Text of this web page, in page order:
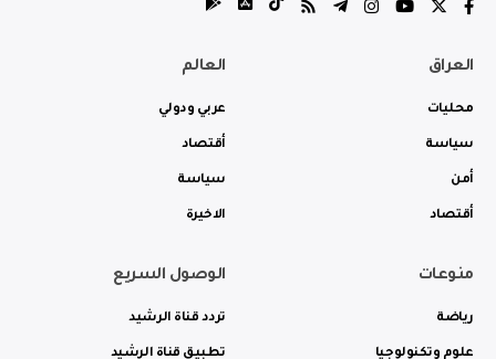
العراق
محليات
سياسة
أمن
أقتصاد
العالم
عربي ودولي
أقتصاد
سياسة
الاخيرة
منوعات
رياضة
علوم وتكنولوجيا
الوصول السريع
تردد قناة الرشيد
تطبيق قناة الرشيد